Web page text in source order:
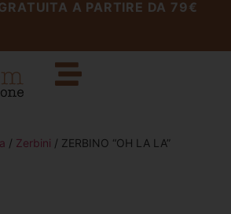
A PARTIRE DA 79€
/ Zerbini / ZERBINO “OH LA LA”